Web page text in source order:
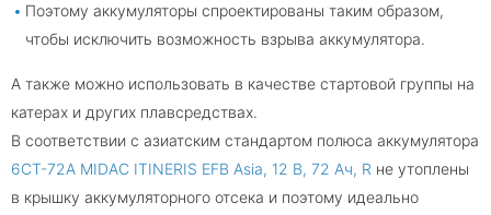
Поэтому аккумуляторы спроектированы таким образом,
чтобы исключить возможность взрыва аккумулятора.
А также можно использовать в качестве стартовой группы на
катерах и других плавсредствах.
В соответствии с азиатским стандартом полюса аккумулятора
6CT-72A MIDAC ITINERIS EFB Asia, 12 В, 72 Ач, R не утоплены
в крышку аккумуляторного отсека и поэтому идеально